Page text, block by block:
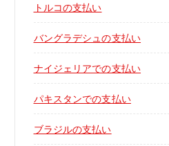
トルコの支払い
バングラデシュの支払い
ナイジェリアでの支払い
パキスタンでの支払い
ブラジルの支払い